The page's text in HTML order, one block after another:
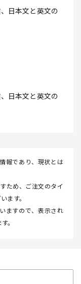
日本文と英文の
日本文と英文の
報であり、現状とは
ため、ご注文のタイ
ます。
ますので、表示され
。